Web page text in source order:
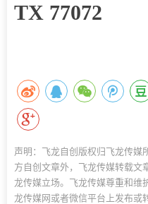
TX 77072
声明：飞龙自创版权归飞龙传媒
方自创文章外，飞龙传媒转载文
龙传媒立场。飞龙传媒尊重和维
龙传媒网或者微信平台上发布或